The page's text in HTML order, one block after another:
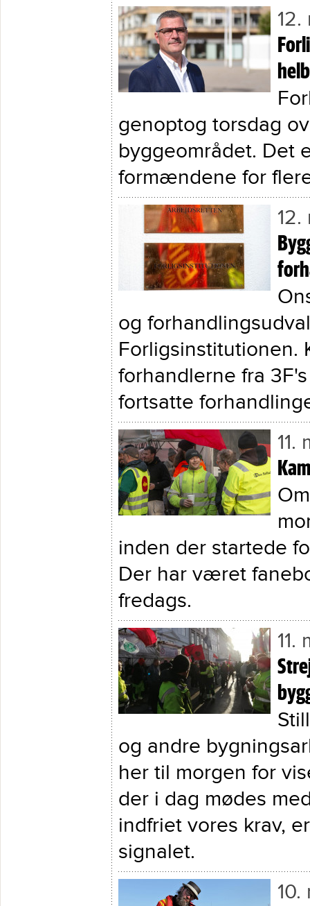
genoptog torsdag
byggeområdet. Det
formændene for
12.
og
Forligsinstitutionen.
forhandlerne fra
fortsatte
11.
inden der startede
Der har været
fredags.
og andre
her til morgen for
der i dag mødes
indfriet vores krav,
signalet.
10.